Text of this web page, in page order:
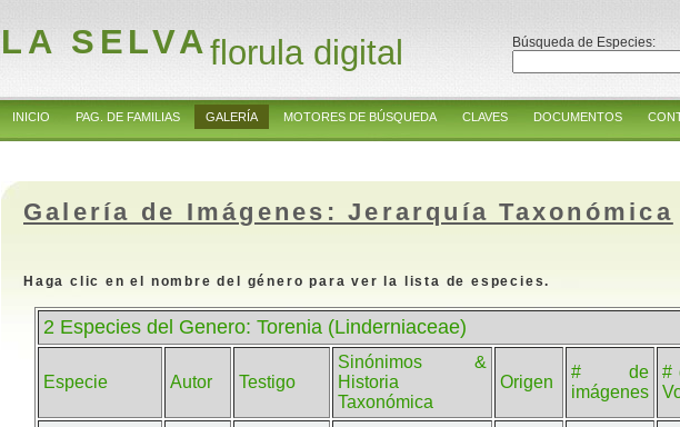
LA SELVAflorula digital Búsqueda de Especies:
INICIO PAG. DE FAMILIAS GALERÍA MOTORES DE BÚSQUEDA CLAVES DOCUMENTOS
Galería de Imágenes: Jerarquía Taxonómica
Haga clic en el nombre del género para ver la lista de especies.
2 Especies del Genero: Torenia (Linderniaceae)
Especie Autor Testigo
Sinónimos &
Historia
Taxonómica
Origen
# de
imágenes
#